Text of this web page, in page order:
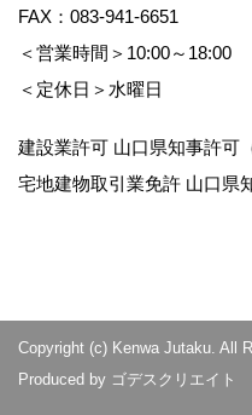
FAX：083-941-6651
＜営業時間＞10:00～18:00
＜定休日＞水曜日
建設業許可 山口県知事許可
宅地建物取引業免許 山口県
Copyright (c) Kenwa Jutaku. All
Produced by ゴデスクリエイト